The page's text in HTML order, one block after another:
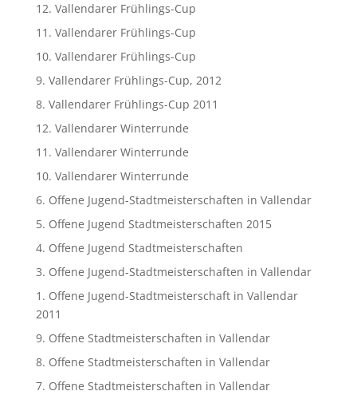
12. Vallendarer Frühlings-Cup
11. Vallendarer Frühlings-Cup
10. Vallendarer Frühlings-Cup
9. Vallendarer Frühlings-Cup, 2012
8. Vallendarer Frühlings-Cup 2011
12. Vallendarer Winterrunde
11. Vallendarer Winterrunde
10. Vallendarer Winterrunde
6. Offene Jugend-Stadtmeisterschaften in Vallendar
5. Offene Jugend Stadtmeisterschaften 2015
4. Offene Jugend Stadtmeisterschaften
3. Offene Jugend-Stadtmeisterschaften in Vallendar
1. Offene Jugend-Stadtmeisterschaft in Vallendar
2011
9. Offene Stadtmeisterschaften in Vallendar
8. Offene Stadtmeisterschaften in Vallendar
7. Offene Stadtmeisterschaften in Vallendar